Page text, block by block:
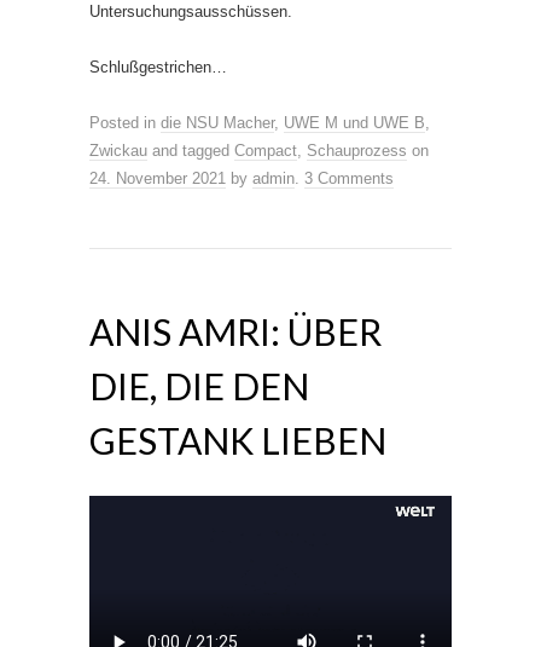
Untersuchungsausschüssen.
Schlußgestrichen…
Posted in die NSU Macher, UWE M und UWE B
Zwickau and tagged Compact Schauprozess on
24. November 2021 by admin 3 Comments
ANIS AMRI: ÜBER
DIE, DIE DEN
GESTANK LIEBEN